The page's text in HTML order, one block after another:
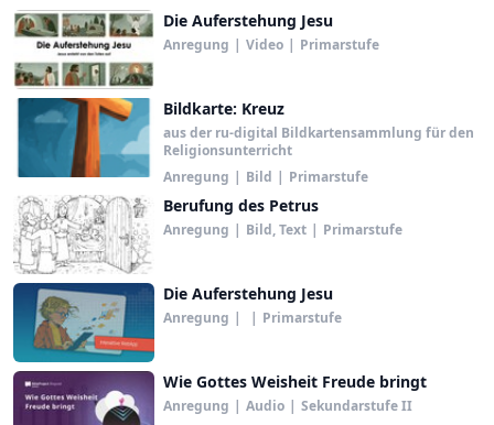
Die Auferstehung Jesu
Anregung | Video | Primarstufe
Bildkarte: Kreuz
aus der ru-digital Bildkartensammlung für den
Religionsunterricht
Anregung | Bild | Primarstufe
Berufung des Petrus
Anregung | Bild, Text | Primarstufe
Die Auferstehung Jesu
Anregung | | Primarstufe
Wie Gottes Weisheit Freude bringt
Anregung | Audio | Sekundarstufe II